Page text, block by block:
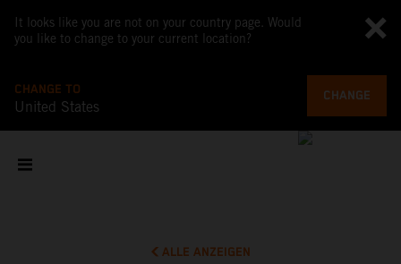
It looks like you are not on your country page. Would
you like to change to your current location?
CHANGE TO
United States
CHANGE
ALLE ANZEIGEN